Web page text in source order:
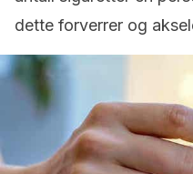
dette forverrer og